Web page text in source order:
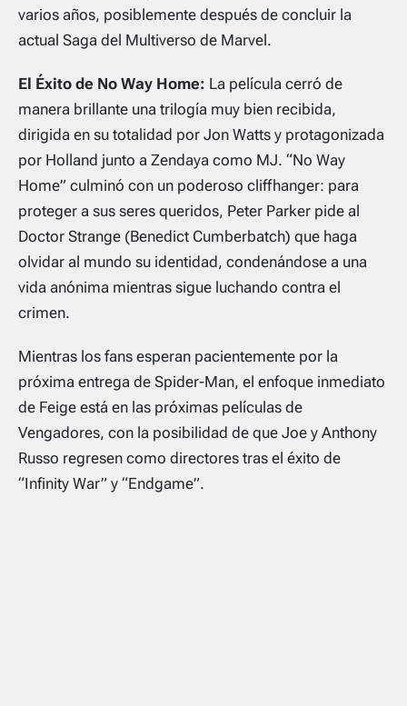
varios años, posiblemente después de concluir la
actual Saga del Multiverso de Marvel.
El Éxito de No Way Home: La película cerró de
manera brillante una trilogía muy bien recibida,
dirigida en su totalidad por Jon Watts y protagonizada
por Holland junto a Zendaya como MJ. “No Way
Home” culminó con un poderoso cliffhanger: para
proteger a sus seres queridos, Peter Parker pide al
Doctor Strange (Benedict Cumberbatch) que haga
olvidar al mundo su identidad, condenándose a una
vida anónima mientras sigue luchando contra el
crimen.
Mientras los fans esperan pacientemente por la
próxima entrega de Spider-Man, el enfoque inmediato
de Feige está en las próximas películas de
Vengadores, con la posibilidad de que Joe y Anthony
Russo regresen como directores tras el éxito de
“Infinity War” y “Endgame”.